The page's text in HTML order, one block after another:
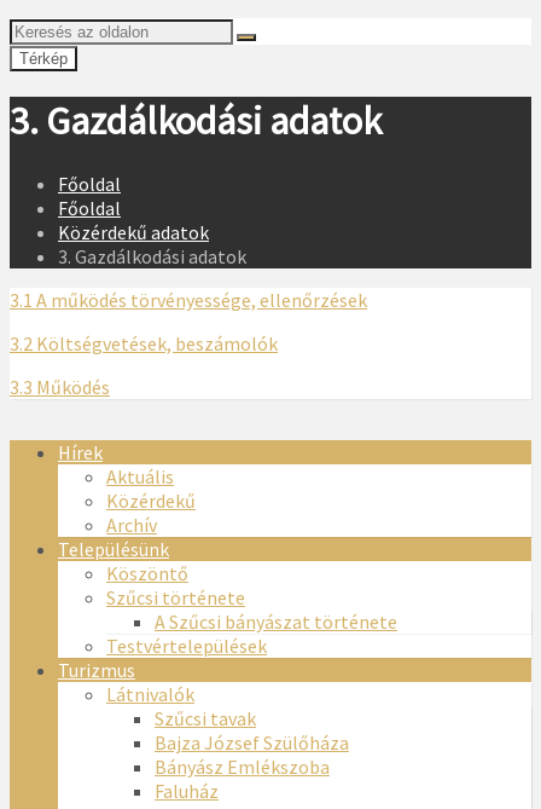
Térkép
3. Gazdálkodási adatok
Főoldal
Főoldal
Közérdekű adatok
3. Gazdálkodási adatok
3.1 A működés törvényessége, ellenőrzések
3.2 Költségvetések, beszámolók
3.3 Működés
Hírek
Aktuális
Közérdekű
Archív
Településünk
Köszöntő
Szűcsi története
A Szűcsi bányászat története
Testvértelepülések
Turizmus
Látnivalók
Szűcsi tavak
Bajza József Szülőháza
Bányász Emlékszoba
Faluház